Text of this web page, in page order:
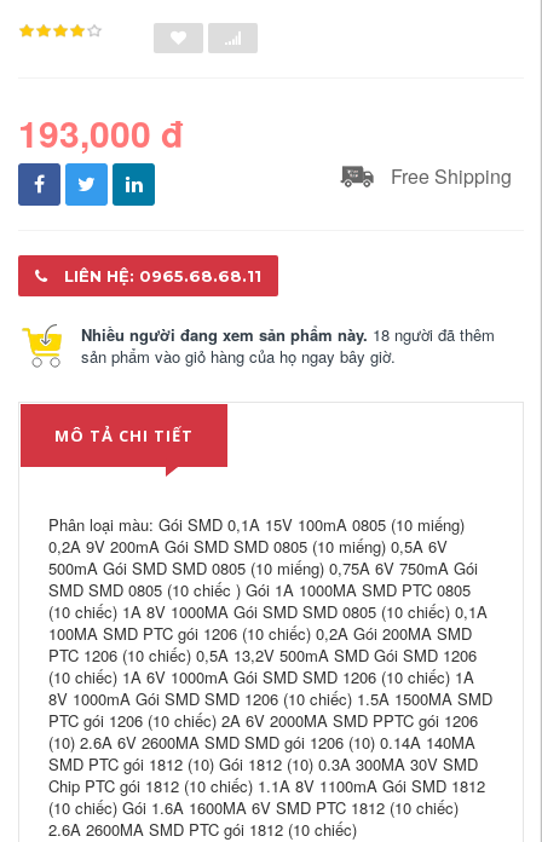
193,000 đ
Free Shipping
LIÊN HỆ: 0965.68.68.11
Nhiều người đang xem sản phẩm này. 18 người đã thêm
sản phẩm vào giỏ hàng của họ ngay bây giờ.
MÔ TẢ CHI TIẾT
Phân loại màu: Gói SMD 0,1A 15V 100mA 0805 (10 miếng)
0,2A 9V 200mA Gói SMD SMD 0805 (10 miếng) 0,5A 6V
500mA Gói SMD SMD 0805 (10 miếng) 0,75A 6V 750mA Gói
SMD SMD 0805 (10 chiếc ) Gói 1A 1000MA SMD PTC 0805
(10 chiếc) 1A 8V 1000MA Gói SMD SMD 0805 (10 chiếc) 0,1A
100MA SMD PTC gói 1206 (10 chiếc) 0,2A Gói 200MA SMD
PTC 1206 (10 chiếc) 0,5A 13,2V 500mA SMD Gói SMD 1206
(10 chiếc) 1A 6V 1000mA Gói SMD SMD 1206 (10 chiếc) 1A
8V 1000mA Gói SMD SMD 1206 (10 chiếc) 1.5A 1500MA SMD
PTC gói 1206 (10 chiếc) 2A 6V 2000MA SMD PPTC gói 1206
(10) 2.6A 6V 2600MA SMD SMD gói 1206 (10) 0.14A 140MA
SMD PTC gói 1812 (10) Gói 1812 (10) 0.3A 300MA 30V SMD
Chip PTC gói 1812 (10 chiếc) 1.1A 8V 1100mA Gói SMD 1812
(10 chiếc) Gói 1.6A 1600MA 6V SMD PTC 1812 (10 chiếc)
2.6A 2600MA SMD PTC gói 1812 (10 chiếc)